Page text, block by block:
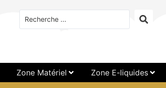
Zone Matériel Zone E-liquides